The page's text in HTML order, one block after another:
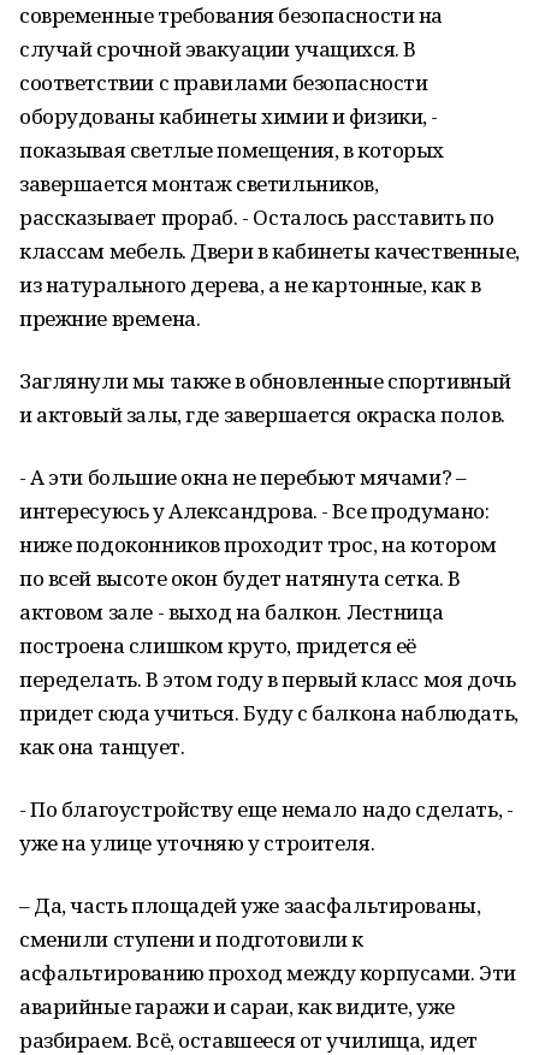
современные требования безопасности на
случай срочной эвакуации учащихся. В
соответствии с правилами безопасности
оборудованы кабинеты химии и физики, -
показывая светлые помещения, в которых
завершается монтаж светильников,
рассказывает прораб. - Осталось расставить по
классам мебель. Двери в кабинеты качественные,
из натурального дерева, а не картонные, как в
прежние времена.
Заглянули мы также в обновленные спортивный
и актовый залы, где завершается окраска полов.
- А эти большие окна не перебьют мячами? –
интересуюсь у Александрова. - Все продумано:
ниже подоконников проходит трос, на котором
по всей высоте окон будет натянута сетка. В
актовом зале - выход на балкон. Лестница
построена слишком круто, придется её
переделать. В этом году в первый класс моя дочь
придет сюда учиться. Буду с балкона наблюдать,
как она танцует.
- По благоустройству еще немало надо сделать, -
уже на улице уточняю у строителя.
– Да, часть площадей уже заасфальтированы,
сменили ступени и подготовили к
асфальтированию проход между корпусами. Эти
аварийные гаражи и сараи, как видите, уже
разбираем. Всё, оставшееся от училища, идет